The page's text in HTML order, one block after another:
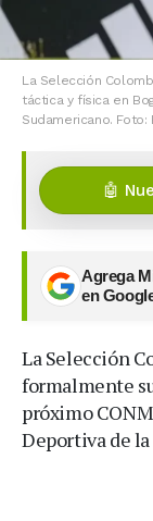
La Selección
táctica y física en
Sudamericano. Foto:
🤖
Agrega
en
La Selección
formalmente
próximo
Deportiva de la